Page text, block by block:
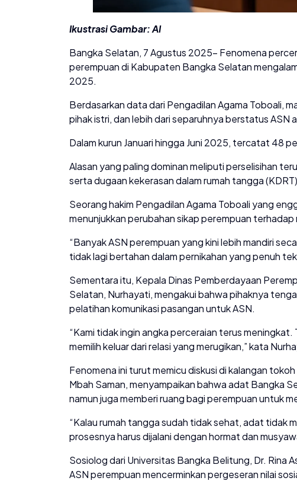
Ikustrasi Gambar: AI
Bangka Selatan, 7 Agustus 2025- Fenomena
perempuan di Kabupaten Bangka Selatan
2025.
Berdasarkan data dari Pengadilan Agama Toboali,
pihak istri, dan lebih dari separuhnya berstatus ASN
Dalam kurun Januari hingga Juni 2025, tercatat 48
Alasan yang paling dominan meliputi perselisihan
serta dugaan kekerasan dalam rumah tangga
Seorang hakim Pengadilan Agama Toboali yang
menunjukkan perubahan sikap perempuan
“Banyak ASN perempuan yang kini lebih mandiri
tidak lagi bertahan dalam pernikahan yang penuh
Sementara itu, Kepala Dinas Pemberdayaan
Selatan, Nurhayati, mengakui bahwa pihaknya
pelatihan komunikasi pasangan untuk ASN.
“Kami tidak ingin angka perceraian terus
memilih keluar dari relasi yang merugikan,” kata
Fenomena ini turut memicu diskusi di kalangan
Mbah Saman, menyampaikan bahwa adat Bangka
namun juga memberi ruang bagi perempuan untuk
“Kalau rumah tangga sudah tidak sehat, adat tidak
prosesnya harus dijalani dengan hormat dan
Sosiolog dari Universitas Bangka Belitung, Dr. Rina
ASN perempuan mencerminkan pergeseran nilai